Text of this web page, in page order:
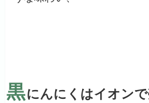
黒にんにくはイオン